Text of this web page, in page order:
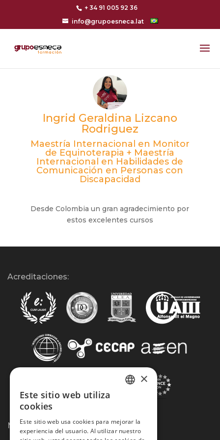
+ 34 91 005 92 36
info@grupoesneca.lat
Ingrid Geraldina Lizcano
Rodriguez
Maestría Internacional en Monitor
de Equinoterapia + Maestría
Internacional en Habilidades de
Comunicación en Personas con
Discapacidad
Desde Colombia un gran agradecimiento por
estos excelentes cursos
Acreditaciones:
Métodos de Pago:
×
Este sitio web utiliza
cookies
Este sitio web usa cookies para mejorar la
experiencia del usuario. Al utilizar nuestro